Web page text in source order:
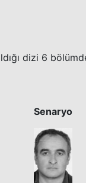
dizi 6
Senaryo